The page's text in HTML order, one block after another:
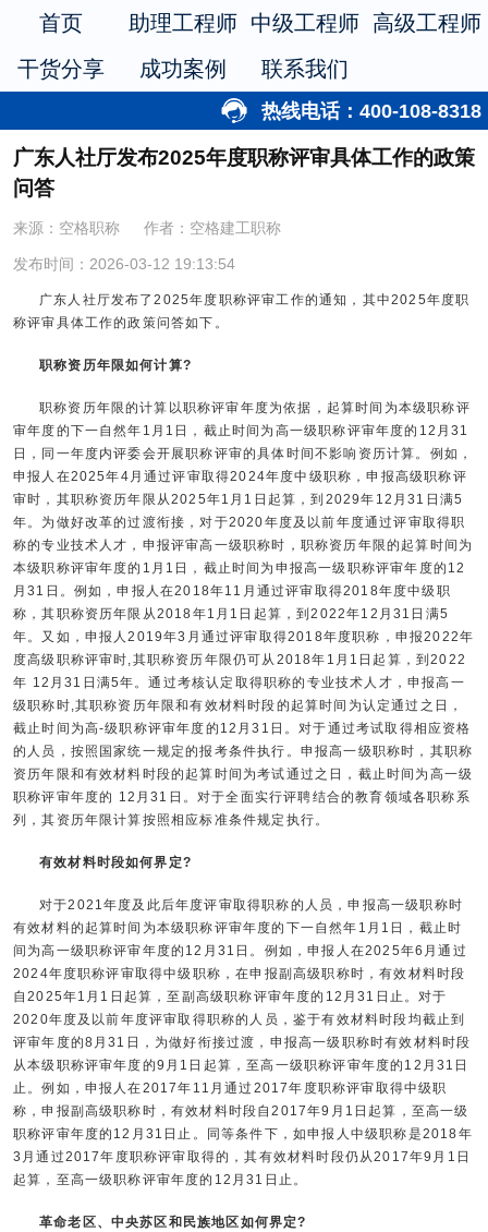
首页 助理工程师 中级工程师 高级工程师
干货分享
成功案例 联系我们
热线电话：400-108-8318
广东人社厅发布2025年度职称评审具体工作的政策
问答
来源：空格职称 作者：空格建工职称
发布时间：2026-03-12 19:13:54
广东人社厅发布了2025年度职称评审工作的通知，其中2025年度职
称评审具体工作的政策问答如下。
职称资历年限如何计算?
职称资历年限的计算以职称评审年度为依据，起算时间为本级职称评
审年度的下一自然年1月1日，截止时间为高一级职称评审年度的12月31
日，同一年度内评委会开展职称评审的具体时间不影响资历计算。例如，
申报人在2025年4月通过评审取得2024年度中级职称，申报高级职称评
审时，其职称资历年限从2025年1月1日起算，到2029年12月31日满5
年。为做好改革的过渡衔接，对于2020年度及以前年度通过评审取得职
称的专业技术人才，申报评审高一级职称时，职称资历年限的起算时间为
本级职称评审年度的1月1日，截止时间为申报高一级职称评审年度的12
月31日。例如，申报人在2018年11月通过评审取得2018年度中级职
称，其职称资历年限从2018年1月1日起算，到2022年12月31日满5
年。又如，申报人2019年3月通过评审取得2018年度职称，申报2022年
度高级职称评审时,其职称资历年限仍可从2018年1月1日起算，到2022
年 12月31日满5年。通过考核认定取得职称的专业技术人才，申报高一
级职称时,其职称资历年限和有效材料时段的起算时间为认定通过之日，
截止时间为高-级职称评审年度的12月31日。对于通过考试取得相应资格
的人员，按照国家统一规定的报考条件执行。申报高一级职称时，其职称
资历年限和有效材料时段的起算时间为考试通过之日，截止时间为高一级
职称评审年度的 12月31日。对于全面实行评聘结合的教育领域各职称系
列，其资历年限计算按照相应标准条件规定执行。
有效材料时段如何界定?
对于2021年度及此后年度评审取得职称的人员，申报高一级职称时
有效材料的起算时间为本级职称评审年度的下一自然年1月1日，截止时
间为高一级职称评审年度的12月31日。例如，申报人在2025年6月通过
2024年度职称评审取得中级职称，在申报副高级职称时，有效材料时段
自2025年1月1日起算，至副高级职称评审年度的12月31日止。对于
2020年度及以前年度评审取得职称的人员，鉴于有效材料时段均截止到
评审年度的8月31日，为做好衔接过渡，申报高一级职称时有效材料时段
从本级职称评审年度的9月1日起算，至高一级职称评审年度的12月31日
止。例如，申报人在2017年11月通过2017年度职称评审取得中级职
称，申报副高级职称时，有效材料时段自2017年9月1日起算，至高一级
职称评审年度的12月31日止。同等条件下，如申报人中级职称是2018年
3月通过2017年度职称评审取得的，其有效材料时段仍从2017年9月1日
起算，至高一级职称评审年度的12月31日止。
革命老区、中央苏区和民族地区如何界定?